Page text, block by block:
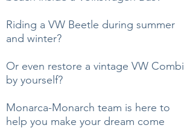
Riding a VW Beetle during summer
and winter?
Or even restore a vintage VW Combi
by yourself?
Monarca-Monarch team is here to
help you make your dream come